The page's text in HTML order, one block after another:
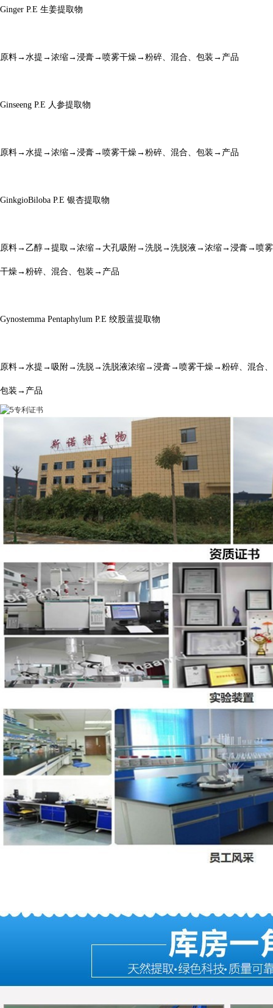
Ginger P.E 生姜提取物
原料→水提→浓缩→浸膏→喷雾干燥→粉碎、混合、包装→产品
Ginseeng P.E 人参提取物
原料→水提→浓缩→浸膏→喷雾干燥→粉碎、混合、包装→产品
GinkgioBiloba P.E 银杏提取物
原料→乙醇→提取→浓缩→大孔吸附→洗脱→洗脱液→浓缩→浸膏→喷雾
干燥→粉碎、混合、包装→产品
Gynostemma Pentaphylum P.E 绞股蓝提取物
原料→水提→吸附→洗脱→洗脱液浓缩→浸膏→喷雾干燥→粉碎、混合、
包装→产品